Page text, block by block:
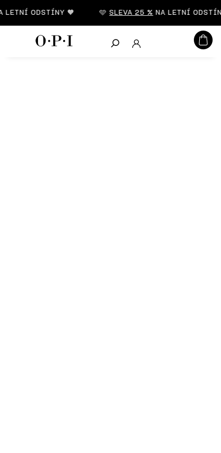
ODSTÍNY 🧡 🩵SLEVA 25 %NA LETNÍCZK
Hledat